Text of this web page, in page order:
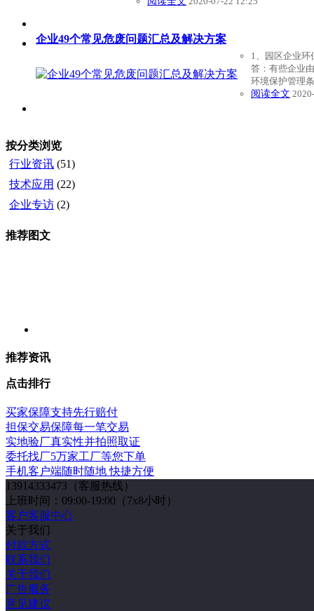
企业49个常见危废问题汇总及解决方案
1、园区企业
答：有些企业
环境保护管理
阅读全文
按分类浏览
行业资讯 (51)
技术应用 (22)
企业专访 (2)
推荐图文
推荐资讯
点击排行
买家保障支持先行赔付
担保交易保障每一笔交易
实地验厂真实性并拍照取证
委托找厂5万家工厂等您下单
手机客户端随时随地 快捷方便
13914333473 （客服热线）
上班时间：09:00-19:00（7x8小时）
客户客服中心
关于我们
付款方式
联系我们
关于我们
广告服务
意见建议